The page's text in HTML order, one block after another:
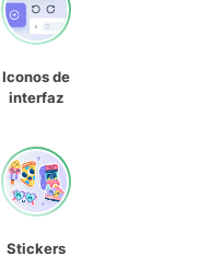
Iconos de
interfaz
Stickers